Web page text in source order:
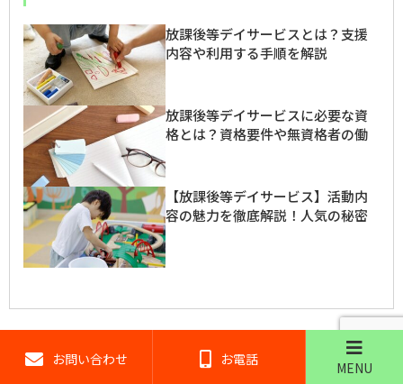
放課後等デイサービスとは？支援
内容や利用する手順を解説
放課後等デイサービスに必要な資
格とは？資格要件や無資格者の働
【放課後等デイサービス】活動内
容の魅力を徹底解説！人気の秘密
最新の記事
お問い合わせ お電話 MENU